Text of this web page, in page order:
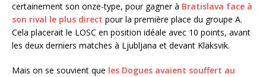
certainement son onze-type, pour gagner à Bratislava face à
son rival le plus direct pour la première place du groupe A.
Cela placerait le LOSC en position idéale avec 10 points, avant
les deux derniers matches à Ljubljana et devant Klaksvik.
Mais on se souvient que les Dogues avaient souffert au